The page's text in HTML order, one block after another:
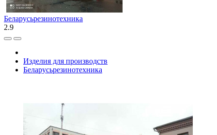
Беларусьрезинотехника
2.9
Изделия для производств
Беларусьрезинотехника